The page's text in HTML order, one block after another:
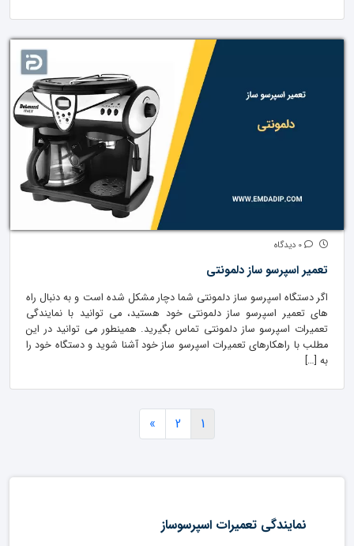
تعمیر اسپرسو ساز دلمونتی
اگر دستگاه اسپرسو ساز دلمونتی شما دچار مشکل شده است و به دنبال راه
های تعمیر اسپرسو ساز دلمونتی خود هستید، می توانید با نمایندگی
تعمیرات اسپرسو ساز دلمونتی تماس بگیرید. همینطور می توانید در این
مطلب با راهکارهای تعمیرات اسپرسو ساز خود آشنا شوید و دستگاه خود را
به […]
1
2
»
نمایندگی تعمیرات اسپرسوساز